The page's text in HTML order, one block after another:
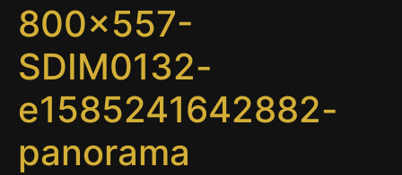
800×557-
SDIM0132-
e1585241642882-
panorama